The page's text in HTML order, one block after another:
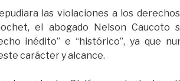
las violaciones a los
el abogado Nelson Caucoto
inédito” e “histórico”, ya que
carácter y alcance.